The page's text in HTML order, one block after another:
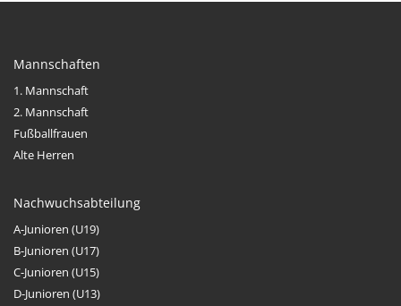
Mannschaften
1. Mannschaft
2. Mannschaft
Fußballfrauen
Alte Herren
Nachwuchsabteilung
A-Junioren (U19)
B-Junioren (U17)
C-Junioren (U15)
D-Junioren (U13)